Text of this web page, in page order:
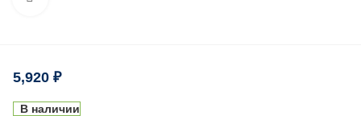
5,920 ₽
В наличии